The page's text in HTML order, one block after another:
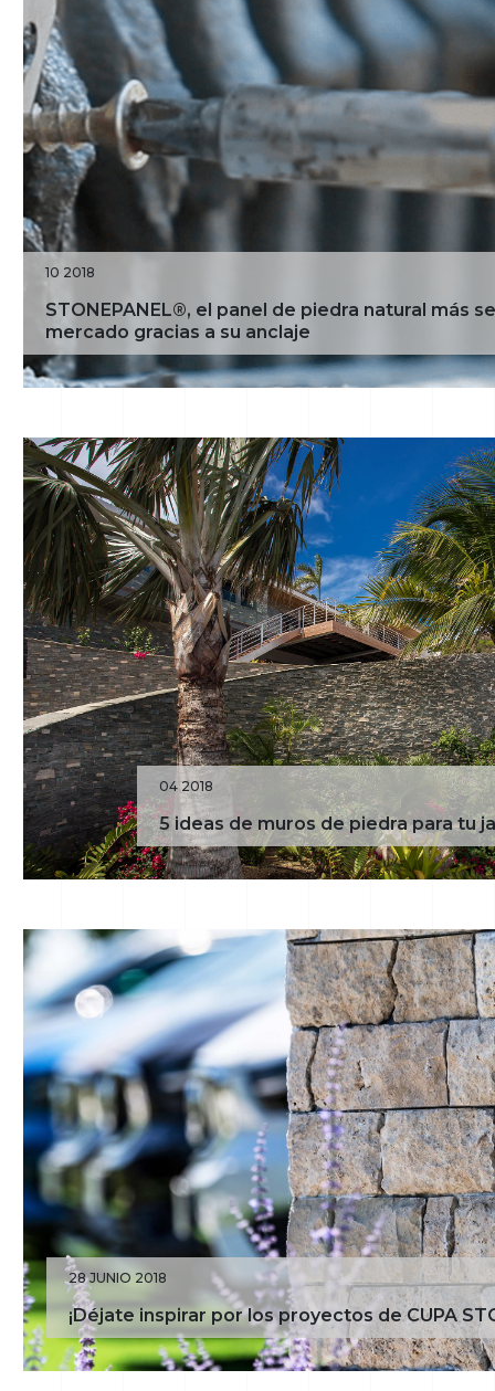
10 2018
STONEPANEL®, el panel de piedra natural más
mercado gracias a su anclaje
04 2018
5 ideas de muros de piedra para tu
28 JUNIO 2018
¡Déjate inspirar por los proyectos de CUPA